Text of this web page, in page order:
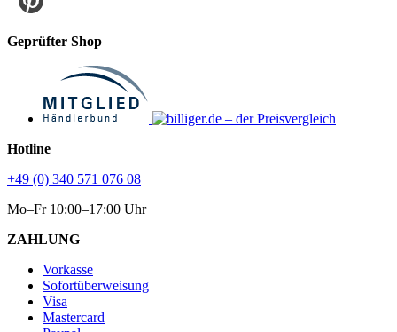
Geprüfter Shop
Hotline
+49 (0) 340 571 076 08
Mo–Fr 10:00–17:00 Uhr
ZAHLUNG
Vorkasse
Sofortüberweisung
Visa
Mastercard